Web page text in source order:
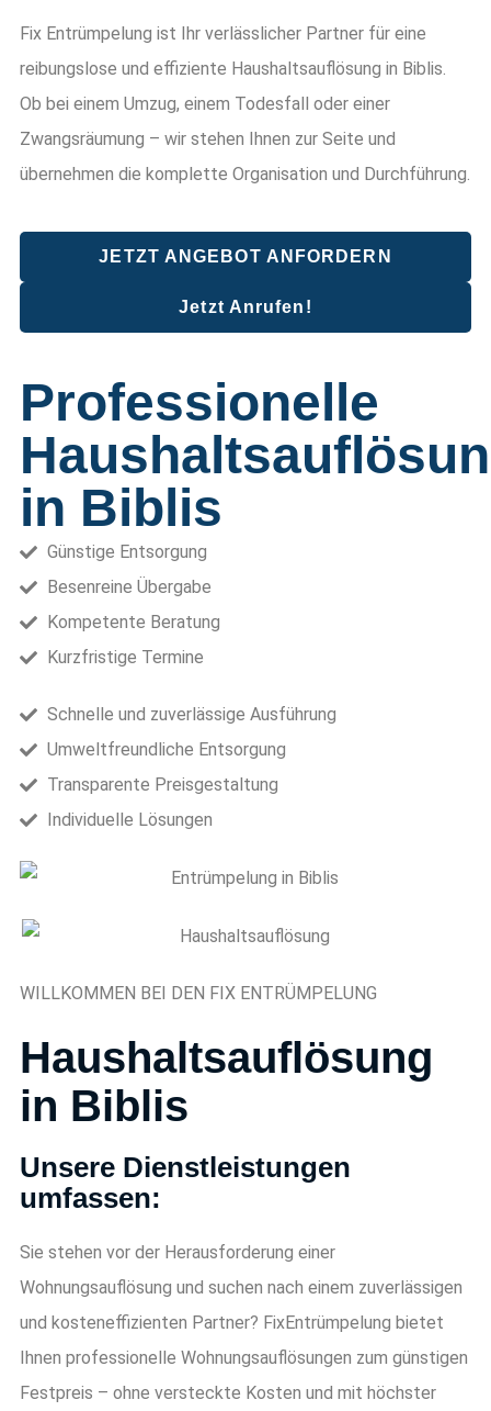
Fix Entrümpelung ist Ihr verlässlicher Partner für eine
reibungslose und effiziente Haushaltsauflösung in Biblis.
Ob bei einem Umzug, einem Todesfall oder einer
Zwangsräumung – wir stehen Ihnen zur Seite und
übernehmen die komplette Organisation und Durchführung.
JETZT ANGEBOT ANFORDERN
Jetzt Anrufen!
Professionelle
in Biblis
Günstige Entsorgung
Besenreine Übergabe
Kompetente Beratung
Kurzfristige Termine
Schnelle und zuverlässige Ausführung
Umweltfreundliche Entsorgung
Transparente Preisgestaltung
Individuelle Lösungen
WILLKOMMEN BEI DEN FIX ENTRÜMPELUNG
Haushaltsauflösung
in Biblis
Unsere Dienstleistungen
umfassen:
Sie stehen vor der Herausforderung einer
Wohnungsauflösung und suchen nach einem zuverlässigen
und kosteneffizienten Partner? FixEntrümpelung bietet
Ihnen professionelle Wohnungsauflösungen zum günstigen
Festpreis – ohne versteckte Kosten und mit höchster